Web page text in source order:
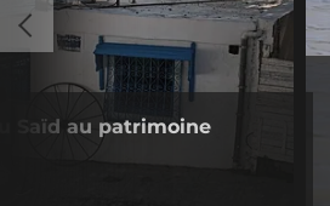
Saïd au patrimoine